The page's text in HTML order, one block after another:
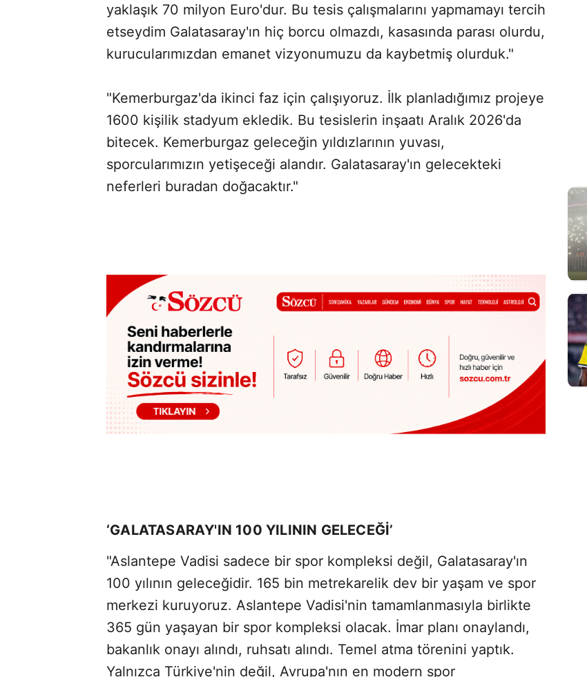
yaklaşık 70 milyon Euro'dur. Bu tesis çalışmalarını yapmamayı tercih
etseydim Galatasaray'ın hiç borcu olmazdı, kasasında parası olurdu,
kurucularımızdan emanet vizyonumuzu da kaybetmiş olurduk."
"Kemerburgaz'da ikinci faz için çalışıyoruz. İlk planladığımız projeye
1600 kişilik stadyum ekledik. Bu tesislerin inşaatı Aralık 2026'da
bitecek. Kemerburgaz geleceğin yıldızlarının yuvası,
sporcularımızın yetişeceği alandır. Galatasaray'ın gelecekteki
neferleri buradan doğacaktır."
‘GALATASARAY'IN 100 YILININ GELECEĞİ’
"Aslantepe Vadisi sadece bir spor kompleksi değil, Galatasaray'ın
100 yılının geleceğidir. 165 bin metrekarelik dev bir yaşam ve spor
merkezi kuruyoruz. Aslantepe Vadisi'nin tamamlanmasıyla birlikte
365 gün yaşayan bir spor kompleksi olacak. İmar planı onaylandı,
bakanlık onayı alındı, ruhsatı alındı. Temel atma törenini yaptık.
Yalnızca Türkiye'nin değil, Avrupa'nın en modern spor